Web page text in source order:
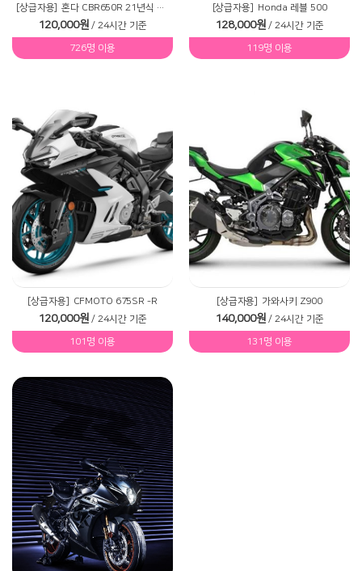
[상급자용] 혼다 CBR650R 21년식 신형
120,000원 / 24시간 기준
726명 이용
[상급자용] Honda 레블 500
128,000원 / 24시간 기준
119명 이용
[상급자용] CFMOTO 675SR -R
120,000원 / 24시간 기준
101명 이용
[상급자용] 가와사키 Z900
140,000원 / 24시간 기준
131명 이용